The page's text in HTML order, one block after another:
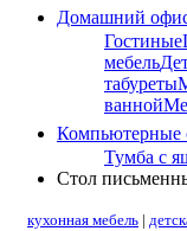
Домашний
Гостиные
мебель
табуреты
ванной
Компьютерные
Тумба с
Стол
кухонная мебель |